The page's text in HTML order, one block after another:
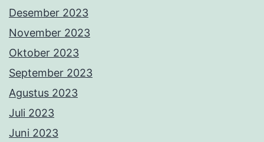
Desember 2023
November 2023
Oktober 2023
September 2023
Agustus 2023
Juli 2023
Juni 2023